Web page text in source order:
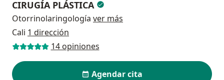
CIRUGÍA PLÁSTICA
Otorrinolaringología ver más
Cali 1 dirección
14 opiniones
Agendar cita